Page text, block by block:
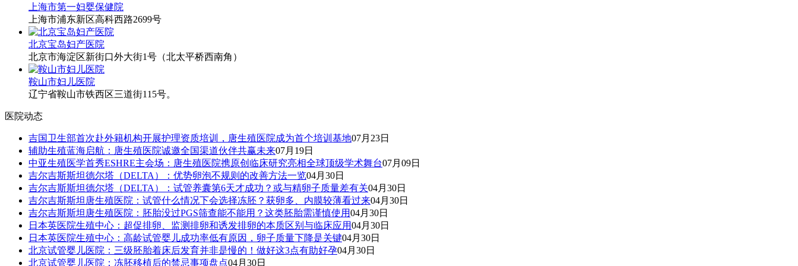
上海市第一妇婴保健院
上海市浦东新区高科西路2699号
北京宝岛妇产医院
北京市海淀区新街口外大街1号（北太平桥西南角）
鞍山市妇儿医院
辽宁省鞍山市铁西区三道街115号。
医院动态
吉国卫生部首次赴外籍机构开展护理资质培训，唐生殖医院成为首个培训基地07月23日
辅助生殖蓝海启航：唐生殖医院诚邀全国渠道伙伴共赢未来07月19日
中亚生殖医学首秀ESHRE主会场：唐生殖医院携原创临床研究亮相全球顶级学术舞台07月09日
吉尔吉斯斯坦德尔塔（DELTA）：优势卵泡不规则的改善方法一览04月30日
吉尔吉斯斯坦德尔塔（DELTA）：试管养囊第6天才成功？或与精卵子质量差有关04月30日
吉尔吉斯斯坦唐生殖医院：试管什么情况下会选择冻胚？获卵多、内膜较薄看过来04月30日
吉尔吉斯斯坦唐生殖医院：胚胎没过PGS筛查能不能用？这类胚胎需谨慎使用04月30日
日本英医院生殖中心：超促排卵、监测排卵和诱发排卵的本质区别与临床应用04月30日
日本英医院生殖中心：高龄试管婴儿成功率低有原因，卵子质量下降是关键04月30日
北京试管婴儿医院：三级胚胎着床后发育并非是慢的！做好这3点有助好孕04月30日
北京试管婴儿医院：冻胚移植后的禁忌事项盘点04月30日